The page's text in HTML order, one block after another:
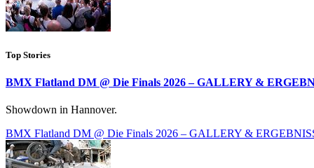
Top Stories
BMX Flatland DM @ Die Finals 2026 – GALLERY &
Showdown in Hannover.
BMX Flatland DM @ Die Finals 2026 – GALLERY &